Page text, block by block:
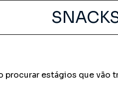
procurar estágios que vão